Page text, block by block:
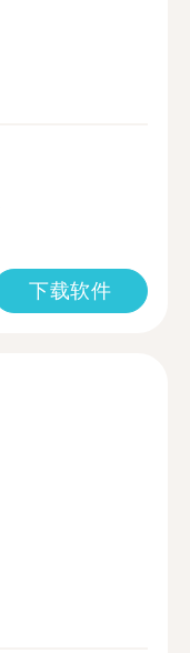
下载软件